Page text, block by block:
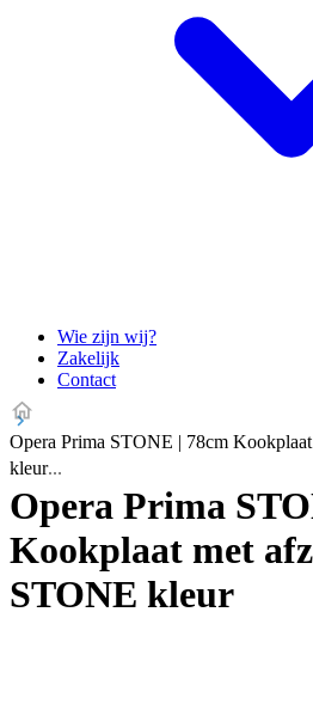
Wie zijn wij?
Zakelijk
Contact
Opera Prima STONE | 78cm
kleur
Opera Prima
Kookplaat met
STONE kleur